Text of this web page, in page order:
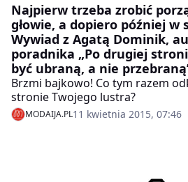
Najpierw trzeba zrobić
głowie, a dopiero później w
Wywiad z Agatą Dominik,
poradnika „Po drugiej
być ubraną, a nie
Brzmi bajkowo! Co tym razem
stronie Twojego lustra?
MODAIJA.PL11 kwietnia 2015, 07:46